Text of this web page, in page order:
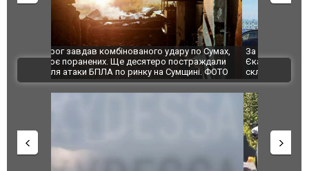
За 2000 кілометрів від кордону з Україною: в
Єкатеринбурзі після атаки дронів загорівся
склад Wildberries. ФОТО. ВІДЕО
"Мої
ВІДЕО